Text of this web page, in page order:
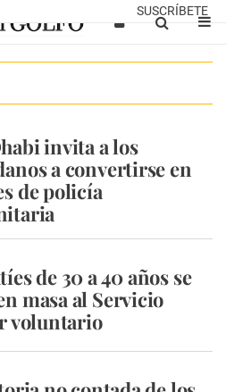
SUSCRÍBETE
invita a los
a convertirse en
de policía
de 30 a 40 años se
masa al Servicio
voluntario